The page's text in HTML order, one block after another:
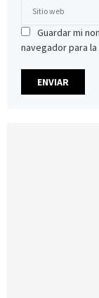
Guardar mi
navegador para